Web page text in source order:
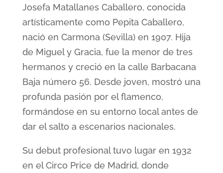
Josefa Matallanes Caballero, conocida
artísticamente como Pepita Caballero,
nació en Carmona (Sevilla) en 1907. Hija
de Miguel y Gracia, fue la menor de tres
hermanos y creció en la calle Barbacana
Baja número 56. Desde joven, mostró una
profunda pasión por el flamenco,
formándose en su entorno local antes de
dar el salto a escenarios nacionales.
Su debut profesional tuvo lugar en 1932
en el Circo Price de Madrid, donde